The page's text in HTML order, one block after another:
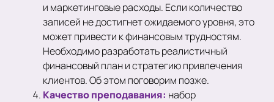
и маркетинговые расходы. Если количество
записей не достигнет ожидаемого уровня, это
может привести к финансовым трудностям.
Необходимо разработать реалистичный
финансовый план и стратегию привлечения
клиентов. Об этом поговорим позже.
Качество преподавания: набор